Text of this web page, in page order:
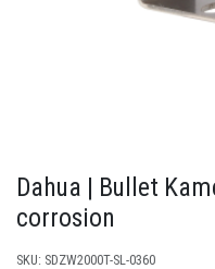
Dahua | Bullet
corrosion
SKU: SDZW2000T-SL-0360